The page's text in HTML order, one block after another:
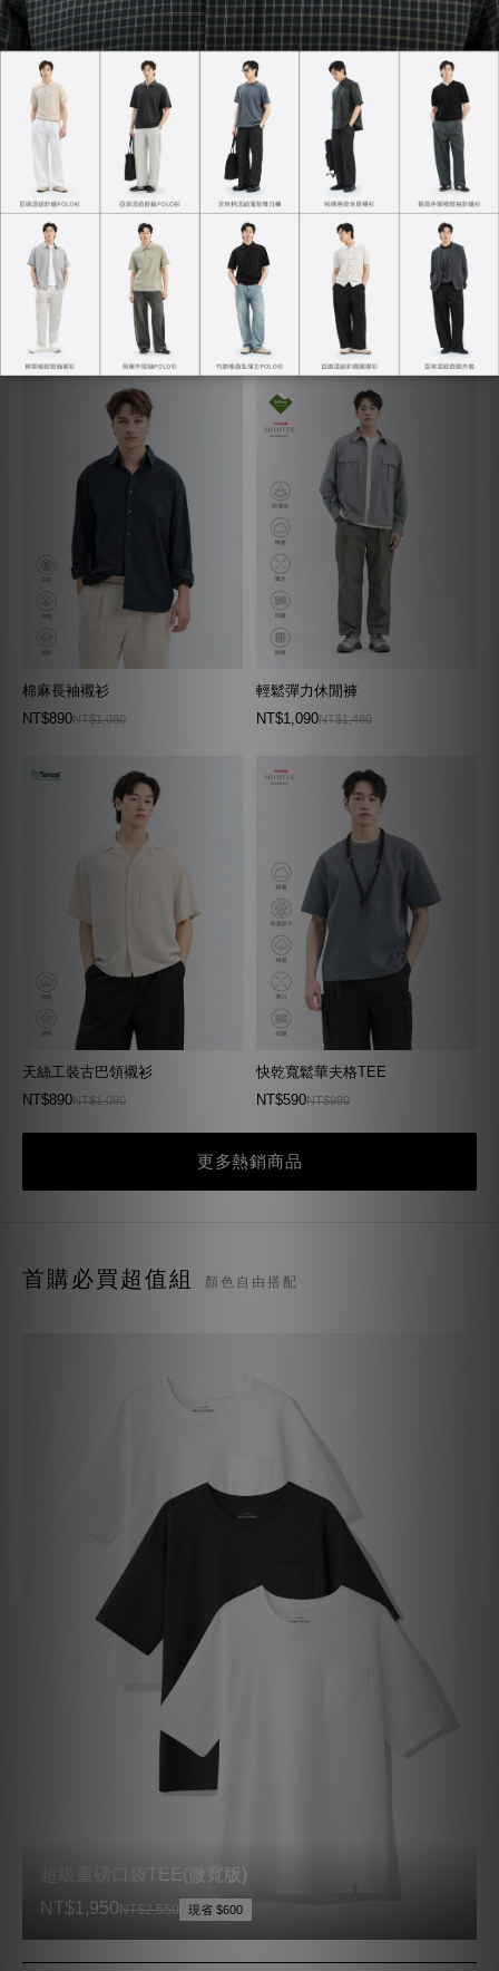
全方位直筒長褲
NT$1,406
NT$1,480
輕鬆套裝休閒西裝褲
NT$1,267
NT$1,490
棉麻長袖襯衫
NT$890NT$1,080
輕鬆彈力休閒褲
NT$1,090NT$1,480
天絲工裝古巴領襯衫
NT$890NT$1,080
快乾寬鬆華夫格TEE
NT$590NT$980
更多熱銷商品
首購必買超值組 顏色自由搭配
超級重磅口袋TEE(微寬版)
NT$1,950NT$2,550 現省 $600